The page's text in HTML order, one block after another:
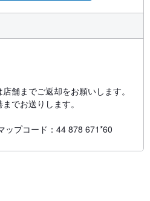
舗までご返却をお願いします。
でお送りします。
ップコード：44 878 671*60